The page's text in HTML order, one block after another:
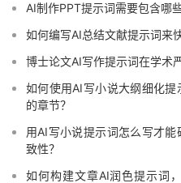
AI制作PPT提示词需要包含哪
如何编写AI总结文献提示词来
博士论文AI写作提示词在学术
如何使用AI写小说大纲细化
的章节？
用AI写小说提示词怎么写才
致性？
如何构建文章AI润色提示词